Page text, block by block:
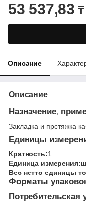
53 537,83 ₸
Описание
Описание
Назначение,
Закладка и протяжка
Единицы
Кратность:1
Единица измерения:
Вес нетто единицы
Форматы
Потребительская